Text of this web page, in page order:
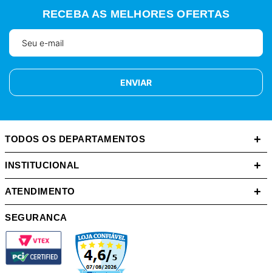
RECEBA AS MELHORES OFERTAS
ENVIAR
TODOS OS DEPARTAMENTOS +
INSTITUCIONAL +
ATENDIMENTO +
SEGURANCA